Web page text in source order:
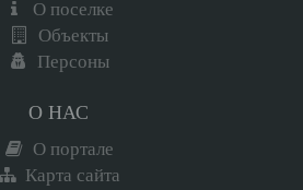
О поселке
Объекты
Персоны
О НАС
О портале
Карта сайта